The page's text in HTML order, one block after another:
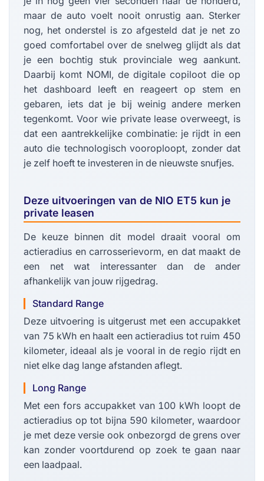
maar de auto voelt nooit onrustig aan. Sterker
nog, het onderstel is zo afgesteld dat je net zo
goed comfortabel over de snelweg glijdt als dat
je een bochtig stuk provinciale weg aankunt.
Daarbij komt NOMI, de digitale copiloot die op
het dashboard leeft en reageert op stem en
gebaren, iets dat je bij weinig andere merken
tegenkomt. Voor wie private lease overweegt, is
dat een aantrekkelijke combinatie: je rijdt in een
auto die technologisch vooroploopt, zonder dat
je zelf hoeft te investeren in de nieuwste snufjes.
Deze uitvoeringen van de NIO ET5 kun je
private leasen
De keuze binnen dit model draait vooral om
actieradius en carrosserievorm, en dat maakt de
een net wat interessanter dan de ander
afhankelijk van jouw rijgedrag.
Standard Range
Deze uitvoering is uitgerust met een accupakket
van 75 kWh en haalt een actieradius tot ruim 450
kilometer, ideaal als je vooral in de regio rijdt en
niet elke dag lange afstanden aflegt.
Long Range
Met een fors accupakket van 100 kWh loopt de
actieradius op tot bijna 590 kilometer, waardoor
je met deze versie ook onbezorgd de grens over
kan zonder voortdurend op zoek te gaan naar
een laadpaal.